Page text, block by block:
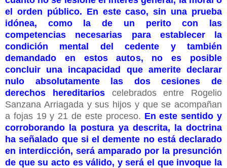
el orden público. En este caso, sin una prueba
idónea, como la de un perito con las
competencias necesarias para establecer la
condición mental del cedente y también
demandado en estos autos, no es posible
concluir una incapacidad que amerite declarar
nulo absolutamente las dos cesiones de
derechos hereditarioscelebrados entre Rogelio
Sanzana Arriagada y sus hijos y que se acompañan
a fojas 19 y 21 de este proceso. En este sentido y
corroborando la postura ya descrita, la doctrina
ha señalado que si el demente no está declarado
en interdicción, será amparado por la presunción
de que su acto es válido, y será el que invoque la